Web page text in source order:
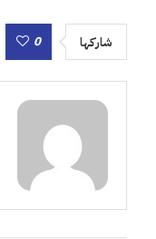
شاركها 0